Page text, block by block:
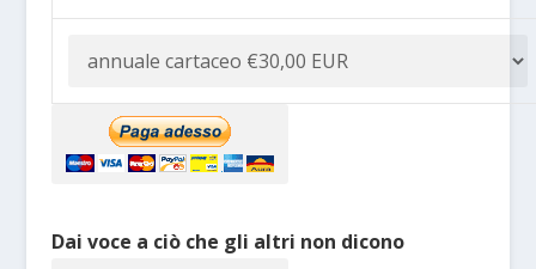
Dai voce a ciò che gli altri non dicono